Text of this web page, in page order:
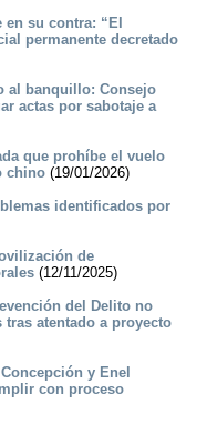
su contra: “El
permanente decretado
al banquillo: Consejo
actas por sabotaje a
que prohíbe el vuelo
chino (19/01/2026)
identificados por
de
(12/11/2025)
del Delito no
atentado a proyecto
y Enel
con proceso